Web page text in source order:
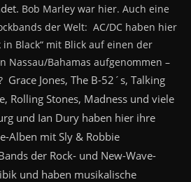
Bob Marley war hier. Auch eine
der Welt: AC/DC haben hier
Black“ mit Blick auf einen der
Nassau/Bahamas aufgenommen –
Grace Jones, The B-52´s, Talking
Rolling Stones, Madness und viele
und Ian Dury haben hier ihre
Alben mit Sly & Robbie
der Rock- und New-Wave-
und haben musikalische